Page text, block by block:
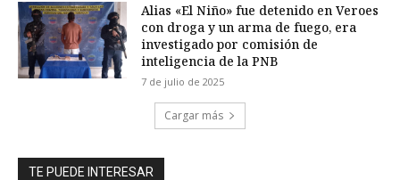
Alias «El Niño» fue detenido en Veroes
con droga y un arma de fuego, era
investigado por comisión de
inteligencia de la PNB
7 de julio de 2025
Cargar más
TE PUEDE INTERESAR